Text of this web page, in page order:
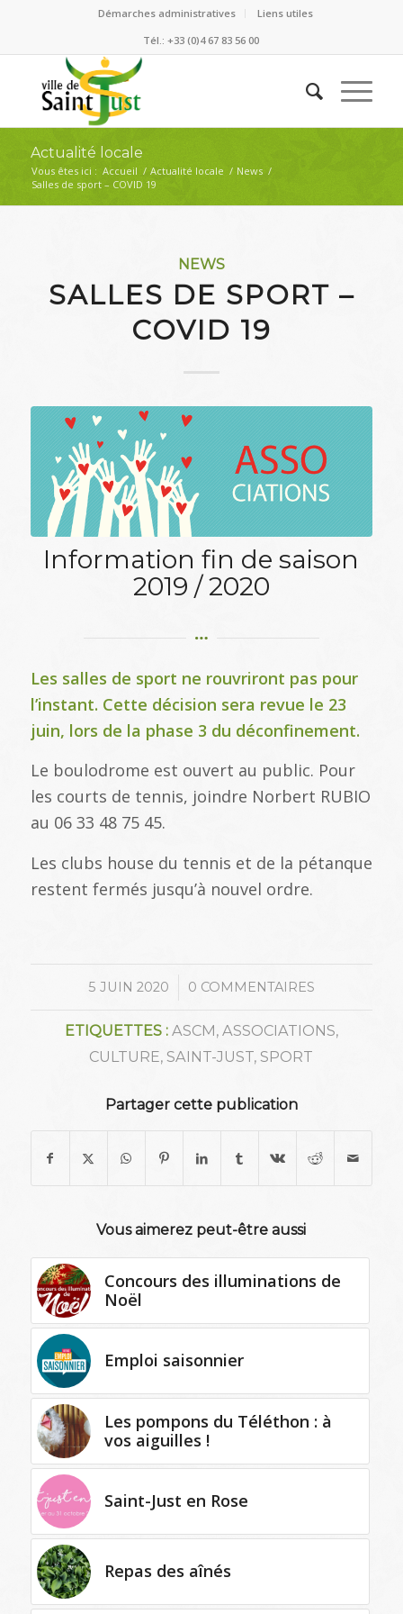
Démarches administratives
Liens utiles
Tél.: +33 (0)4 67 83 56 00
Actualité locale
Vous êtes ici : Accueil / Actualité locale / News /
Salles de sport – COVID 19
NEWS
SALLES DE SPORT –
COVID 19
Information fin de saison
2019 / 2020
Les salles de sport ne rouvriront pas pour
l’instant. Cette décision sera revue le 23
juin, lors de la phase 3 du déconfinement.
Le boulodrome est ouvert au public. Pour
les courts de tennis, joindre Norbert RUBIO
au 06 33 48 75 45.
Les clubs house du tennis et de la pétanque
restent fermés jusqu’à nouvel ordre.
5 JUIN 2020
/ 0 COMMENTAIRES
ETIQUETTES : ASCM, ASSOCIATIONS,
CULTURE,SAINT-JUST,SPORT
Partager cette publication
Vous aimerez peut-être aussi
Concours des illuminations de
Noël
Emploi saisonnier
Les pompons du Téléthon : à
vos aiguilles !
Saint-Just en Rose
Repas des aînés